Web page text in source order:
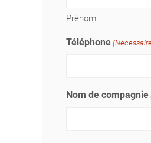
Prénom
Téléphone
Nom de compagnie